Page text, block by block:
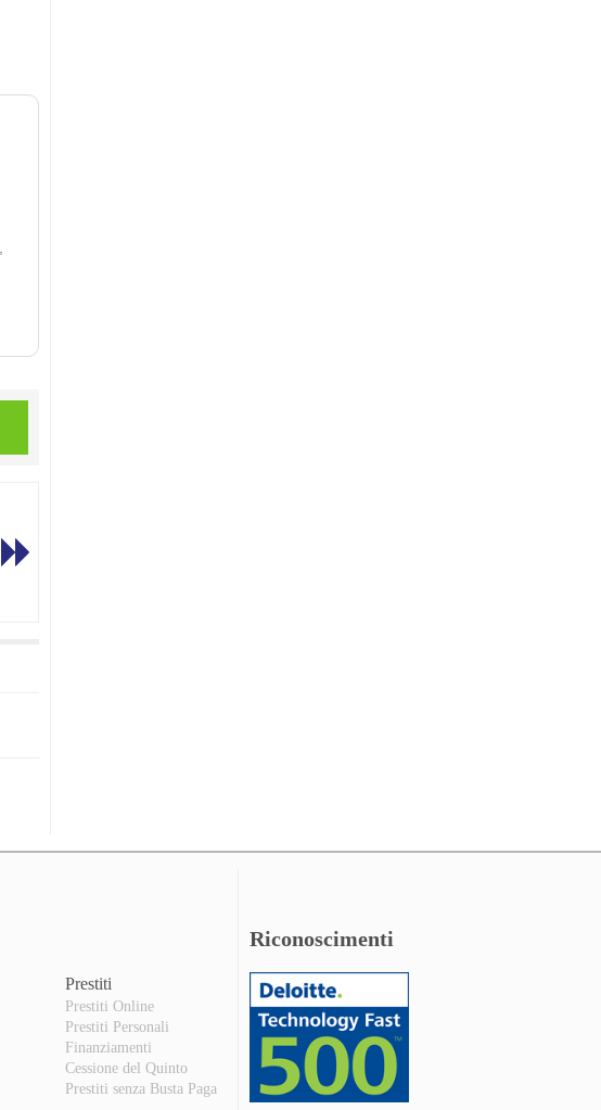
Prestiti
Prestiti Online
Prestiti Personali
Finanziamenti
Cessione del Quinto
Prestiti senza Busta Paga
Riconoscimenti